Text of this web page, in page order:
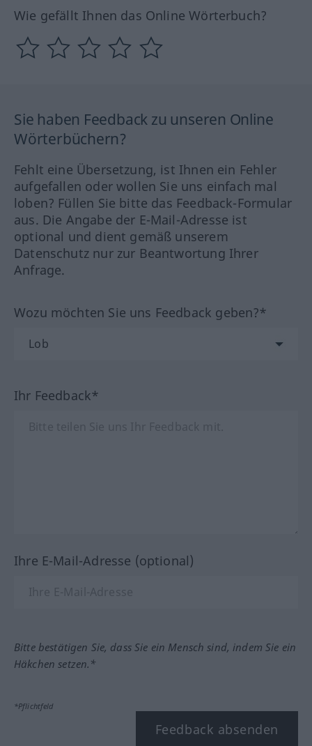
Wie gefällt Ihnen das Online Wörterbuch?
Sie haben Feedback zu unseren Online
Wörterbüchern?
Fehlt eine Übersetzung, ist Ihnen ein Fehler
aufgefallen oder wollen Sie uns einfach mal
loben? Füllen Sie bitte das Feedback-Formular
aus. Die Angabe der E-Mail-Adresse ist
optional und dient gemäß unserem
Datenschutz nur zur Beantwortung Ihrer
Anfrage.
Wozu möchten Sie uns Feedback geben?*
Ihr Feedback*
Ihre E-Mail-Adresse (optional)
Bitte bestätigen Sie, dass Sie ein Mensch sind, indem Sie ein
Häkchen setzen.*
*Pflichtfeld
Feedback absenden